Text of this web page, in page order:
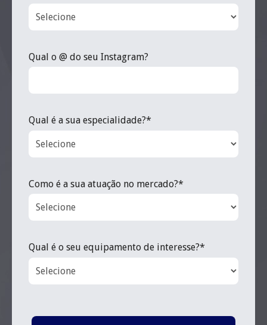
Qual o @ do seu Instagram?
Qual é a sua especialidade?*
Como é a sua atuação no mercado?*
Qual é o seu equipamento de interesse?*